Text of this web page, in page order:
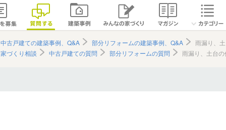
中古戸建ての建築事例、Q&A 部分リフォームの建築事例、Q&A
雨漏り、
家づくり相談 中古戸建ての質問 部分リフォームの質問 雨漏り、土台